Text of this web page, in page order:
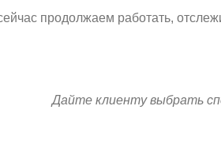
продолжаем работать,
Дайте клиенту выбрать